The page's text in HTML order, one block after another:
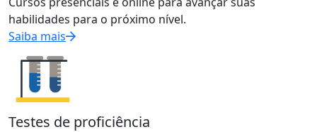
habilidades para o próximo nível.
Saiba mais
Testes de proficiência